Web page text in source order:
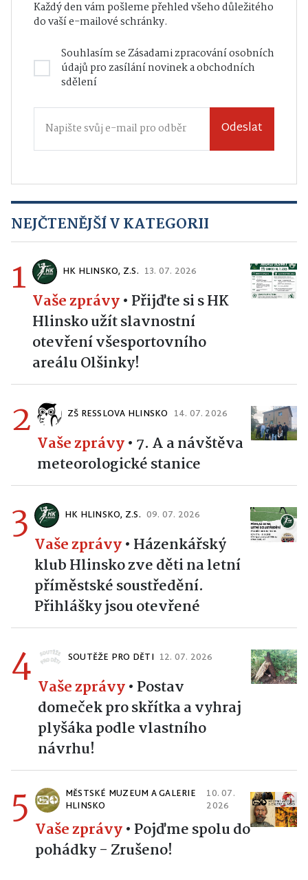
Každý den vám pošleme přehled všeho důležitého
do vaší e-mailové schránky.
Souhlasím seZásadami zpracování osobních
údajůpro zasílání novinek a obchodních
sdělení
Odeslat
NEJČTENĚJŠÍ V KATEGORII
1 HK HLINSKO, Z.S. 13. 07. 2026
Vaše zprávy• Přijďte si s HK
Hlinsko užít slavnostní
otevření všesportovního
areálu Olšinky!
2 ZŠ RESSLOVA HLINSKO 14. 07. 2026
Vaše zprávy• 7. A a návštěva
meteorologické stanice
3 HK HLINSKO, Z.S. 09. 07. 2026
Vaše zprávy• Házenkářský
klub Hlinsko zve děti na letní
příměstské soustředění.
Přihlášky jsou otevřené
4 SOUTĚŽE PRO DĚTI 12. 07. 2026
Vaše zprávy• Postav
domeček pro skřítka a vyhraj
plyšáka podle vlastního
návrhu!
5
MĚSTSKÉ MUZEUM A GALERIE
HLINSKO
10. 07.
2026
Vaše zprávy• Pojďme spolu do
pohádky - Zrušeno!